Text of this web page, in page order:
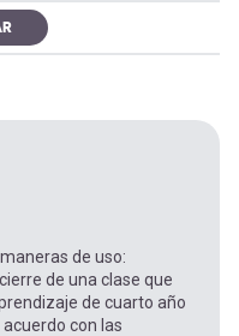
de uso:
de una clase que
de cuarto año
con las